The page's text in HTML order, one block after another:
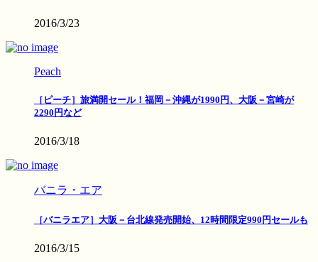
2016/3/23
Peach
［ピーチ］旅満開セール！福岡－沖縄が1990円、大阪－宮崎が
2290円など
2016/3/18
バニラ・エア
［バニラエア］大阪－台北線発売開始、12時間限定990円セールも
2016/3/15